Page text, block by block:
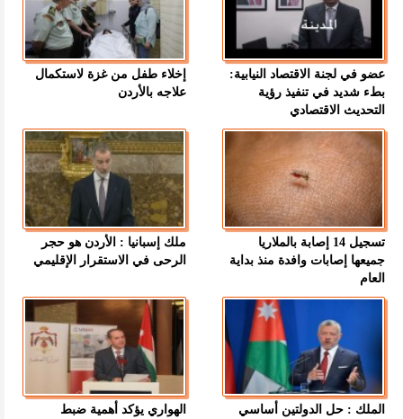
عضو في لجنة الاقتصاد النيابية:
بطء شديد في تنفيذ رؤية
التحديث الاقتصادي
إخلاء طفل من غزة لاستكمال
علاجه بالأردن
تسجيل 14 إصابة بالملاريا
جميعها إصابات وافدة منذ بداية
العام
ملك إسبانيا : الأردن هو حجر
الرحى في الاستقرار الإقليمي
الملك : حل الدولتين أساسي
الهواري يؤكد أهمية ضبط